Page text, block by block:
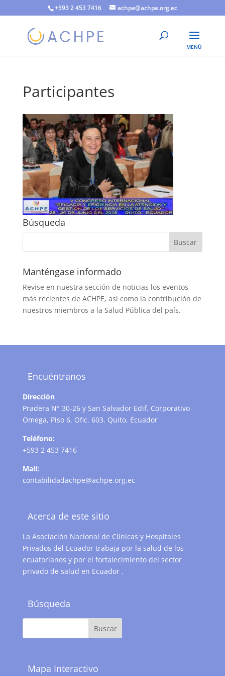
+593 2 453 7416 achpe@achpe.org.ec
Participantes
Búsqueda
Manténgase informado
Revise en nuestra sección de noticias los eventos
más recientes de ACHPE, así como la contribución de
nuestros miembros a la Salud Pública del país.
Encuéntranos
Dirección
Pradera N° 30-26 y San Salvador Edif. Corporativo
Omega, Piso 6. Ofic. 603. Quito, Ecuador
Teléfono:
+593 2 453 7416
Mail:
contabilidadachpe@achpe.org.ec
Acerca de este sitio
La Asociación Nacional de Clínicas y Hospitales
Privados del Ecuador trabaja por la salud de los
ecuatorianos y por el fortalecimiento del sector
privado de salud en Ecuador .
Búsqueda
Mapa Interactivo